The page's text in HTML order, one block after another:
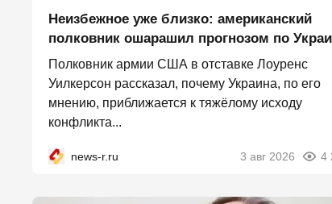
Неизбежное уже близко: американский
полковник ошарашил прогнозом по
Полковник армии США в отставке Лоуренс
Уилкерсон рассказал, почему Украина, по его
мнению, приближается к тяжёлому исходу
конфликта...
news-r.ru 3 авг 2026 4